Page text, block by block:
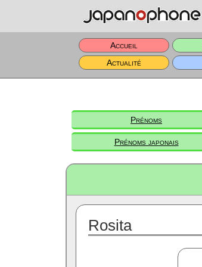
Accueil
Actualité
Prénoms
Prénoms japonais
Rosita